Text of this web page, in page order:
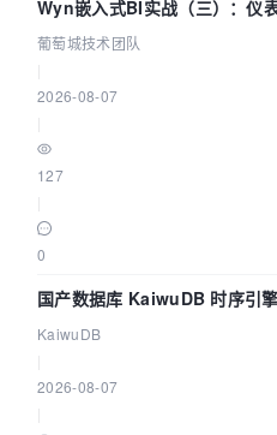
Wyn嵌入式BI实战（三）：仪
数联动全闭环
葡萄城技术团队
2026-08-07
127
0
国产数据库 KaiwuDB 时序引
技术路径
KaiwuDB
2026-08-07